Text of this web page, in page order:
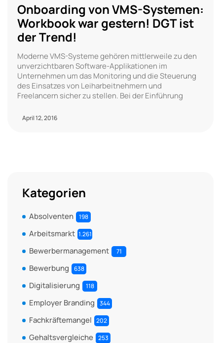
Onboarding von VMS-Systemen:
Workbook war gestern! DGT ist
der Trend!
Moderne VMS-Systeme gehören mittlerweile zu den
unverzichtbaren Software-Applikationen im
Unternehmen um das Monitoring und die Steuerung
des Einsatzes von Leiharbeitnehmern und
Freelancern sicher zu stellen. Bei der Einführung
April 12, 2016
Kategorien
Absolventen 198
Arbeitsmarkt 1.261
Bewerbermanagement 71
Bewerbung 638
Digitalisierung 118
Employer Branding 344
Fachkräftemangel 202
Gehaltsvergleiche 253